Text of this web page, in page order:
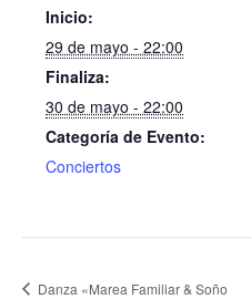
Inicio:
29 de mayo - 22:00
Finaliza:
30 de mayo - 22:00
Categoría de Evento:
Conciertos
Danza «Marea Familiar & Soño